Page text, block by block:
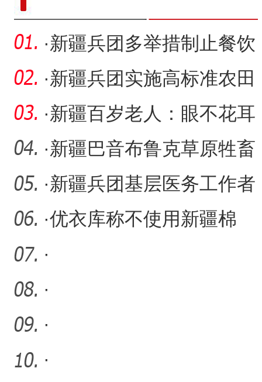
·新疆兵团多举措制止餐饮
浪费
·新疆兵团实施高标准农田
提质增效行动
·新疆百岁老人：眼不花耳
不聋 愿意接受新事物
·新疆巴音布鲁克草原牲畜
陆续转入冬季牧场
·新疆兵团基层医务工作者
李琳：37年扎根深山守护
牧
·优衣库称不使用新疆棉
花，新疆棉花协会发声
·
·
·
·